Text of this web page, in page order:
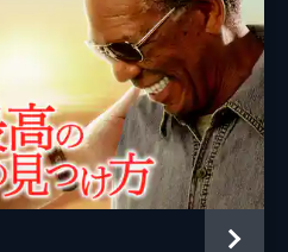
チャーリー・イアン
ジェイソン・ブレア
カヴィタ・パティル
デイミアン・チャゼル
デイミアン・チャゼル